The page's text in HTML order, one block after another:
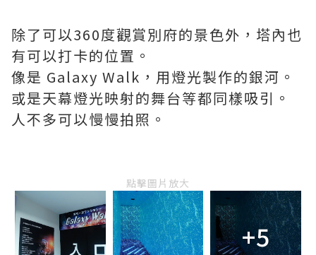
除了可以360度觀賞別府的景色外，塔內也
有可以打卡的位置。
像是 Galaxy Walk，用燈光製作的銀河。
或是天幕燈光映射的舞台等都同樣吸引。
人不多可以慢慢拍照。
點擊圖片放大
+5